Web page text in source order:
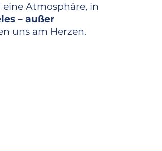
Atmosphäre, in
– außer
uns am Herzen.